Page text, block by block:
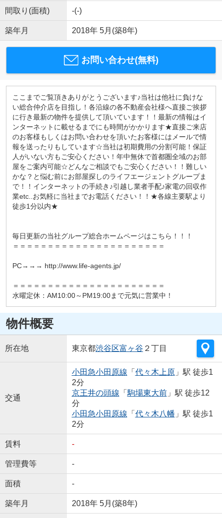
間取り(面積) -(-)
築年月 2018年 5月(築8年)
お問い合わせ(無料)
ここまでご覧頂きありがとうございます♪当社は他社に負けな
い総合仲介店を目指し！各沿線の各不動産会社様へ直接ご挨拶
に行き最新の物件を提供して頂いています！！最新の情報はイ
ンターネットに載せるまでにも時間がかかります★直接ご来店
のお客様もしくはお問い合わせを頂いたお客様にはメールで情
報を送ったりもしています☆当社は初期費用の分割可能！保証
人がいない方もご安心ください！年中無休で首都圏全域のお部
屋をご案内可能☆どんなご相談でもご安心ください！！難しい
かな？と悩む前にお部屋探しのライフエージェントグループま
で！！インターネットの手続き♪引越し業者手配♪家電の回収作
業etc..お気軽に当社までお電話ください！！★各線主要駅より
徒歩1分以内★
毎日更新の当社グループ総合ホームページはこちら！！！
＝＝＝＝＝＝＝＝＝＝＝＝＝＝＝＝＝＝＝＝＝＝
PC→→→ http://www.life-agents.jp/
＝＝＝＝＝＝＝＝＝＝＝＝＝＝＝＝＝＝＝＝＝＝
水曜定休：AM10:00～PM19:00まで元気に営業中！
物件概要
所在地 東京都渋谷区富ヶ谷 ２丁目
交通
小田急小田原線 「 代々木上原」駅 徒歩1
2分
京王井の頭線 「 駒場東大前」駅 徒歩12
分
小田急小田原線 「 代々木八幡 」駅 徒歩1
2分
賃料 -
管理費等 -
面積 -
築年月 2018年 5月(築8年)